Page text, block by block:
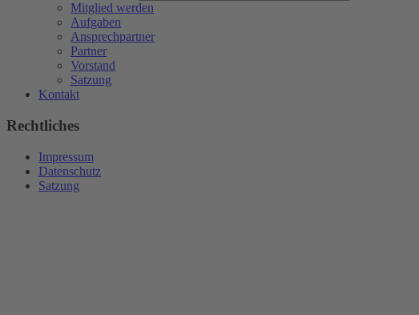
Mitglied werden
Aufgaben
Ansprechpartner
Partner
Vorstand
Satzung
Kontakt
Rechtliches
Impressum
Datenschutz
Satzung